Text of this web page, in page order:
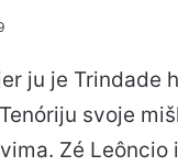
ju je Trindade
svoje
Zé Leôncio